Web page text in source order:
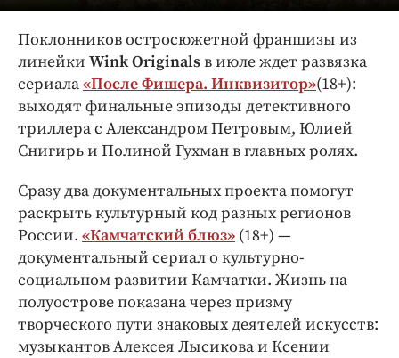
Бренд года
Работодатель года
Поклонников остросюжетной франшизы из
линейки Wink Originalsв июле ждет развязка
сериала«После Фишера. Инквизитор»(18+):
выходят финальные эпизоды детективного
триллера с Александром Петровым, Юлией
Снигирь и Полиной Гухман в главных ролях.
Сразу два документальных проекта помогут
раскрыть культурный код разных регионов
России. «Камчатский блюз» (18+) —
документальный сериал о культурно-
социальном развитии Камчатки. Жизнь на
полуострове показана через призму
творческого пути знаковых деятелей искусств:
музыкантов Алексея Лысикова и Ксении